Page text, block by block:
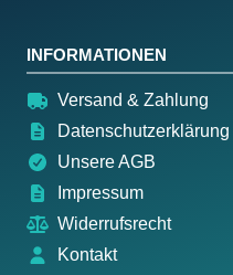
INFORMATIONEN
Versand & Zahlung
Datenschutzerklärung
Unsere AGB
Impressum
Widerrufsrecht
Kontakt